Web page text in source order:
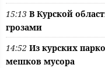
15:13 В Курской
грозами
14:52 Из курских
мешков мусора